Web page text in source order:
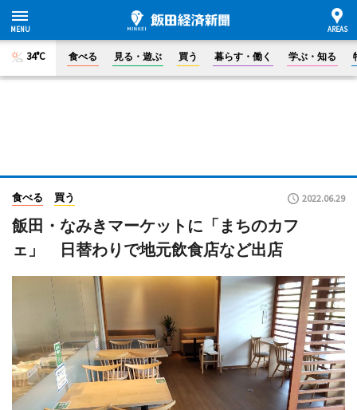
34°C 食べる 見る・遊ぶ 買う 暮らす・働く 学ぶ・知る
食べる 買う 2022.06.29
飯田・なみきマーケットに「まちのカフ
ェ」 日替わりで地元飲食店など出店